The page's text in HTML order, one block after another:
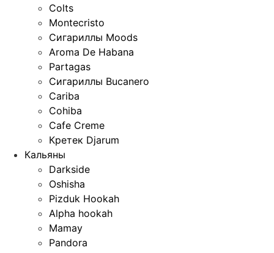
Colts
Montecristo
Сигариллы Moods
Aroma De Habana
Partagas
Сигариллы Bucanero
Cariba
Cohiba
Cafe Creme
Кретек Djarum
Кальяны
Darkside
Oshisha
Pizduk Hookah
Alpha hookah
Mamay
Pandora